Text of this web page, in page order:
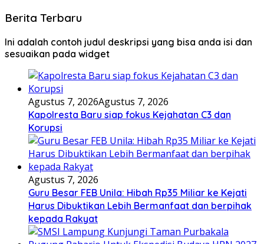
Berita Terbaru
Ini adalah contoh judul deskripsi yang bisa anda isi dan
sesuaikan pada widget
Agustus 7, 2026Agustus 7, 2026
Kapolresta Baru siap fokus Kejahatan C3 dan
Korupsi
Agustus 7, 2026
Guru Besar FEB Unila: Hibah Rp35 Miliar ke Kejati
Harus Dibuktikan Lebih Bermanfaat dan berpihak
kepada Rakyat